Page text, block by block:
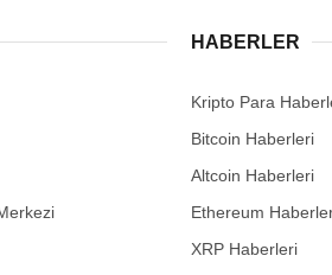
HABERLER
Kripto Para
Bitcoin Haberleri
Altcoin Haberleri
Ethereum
XRP Haberleri